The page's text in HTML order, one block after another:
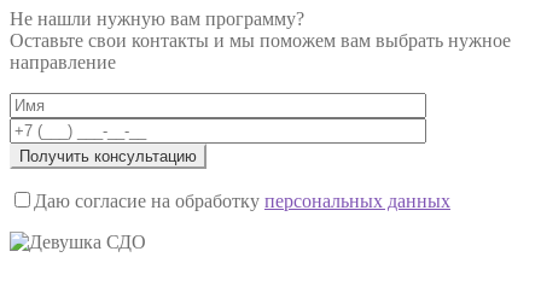
Не нашли нужную вам программу?
Оставьте свои контакты и мы поможем вам выбрать нужное
направление
Даю согласие на обработку персональных данных